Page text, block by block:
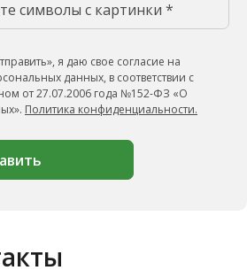
я даю свое согласие на
данных, в соответствии с
от 27.07.2006 года №152-ФЗ «О
Политика конфиденциальности.